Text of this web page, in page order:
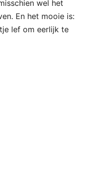
wel het
En het mooie is:
lef om eerlijk te